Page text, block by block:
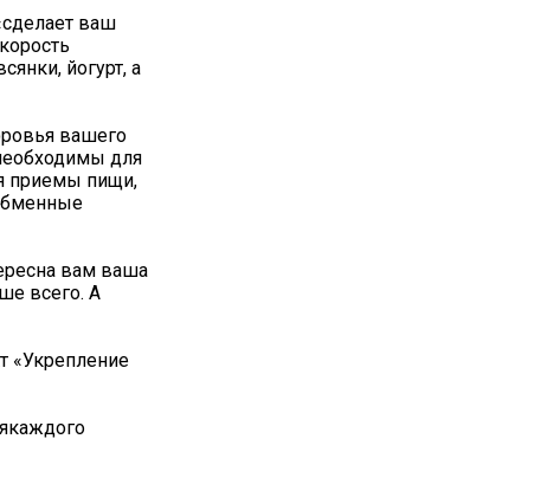
ваш
йогурт, а
вашего
для
приемы пищи,
вам ваша
всего. А
«Укрепление